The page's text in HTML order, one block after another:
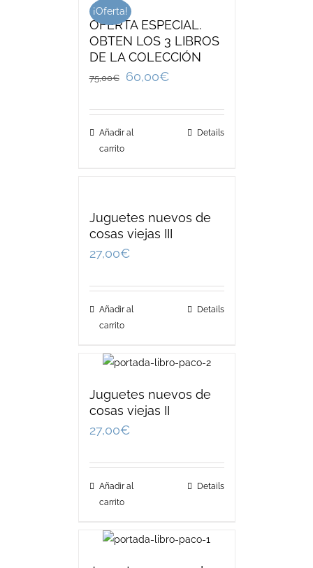
¡Oferta!
OFERTA ESPECIAL.
OBTEN LOS 3 LIBROS
DE LA COLECCIÓN
75,00€ 60,00€
Añadir al
carrito
Details
Juguetes nuevos de
cosas viejas III
27,00€
Añadir al
carrito
Details
Juguetes nuevos de
cosas viejas II
27,00€
Añadir al
carrito
Details